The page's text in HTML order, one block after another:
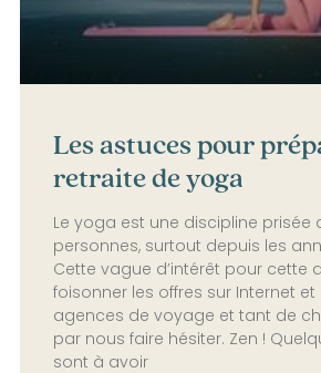
Les astuces pour
retraite de yoga
Le yoga est une discipline prisée
personnes, surtout depuis les
Cette vague d’intérêt pour cette
foisonner les offres sur Internet
agences de voyage et tant de
par nous faire hésiter. Zen !
sont à avoir